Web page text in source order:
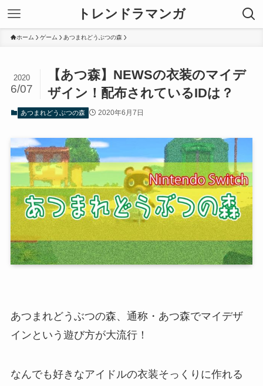
トレンドラマンガ
ホーム ゲーム あつまれどうぶつの森
【あつ森】NEWSの衣装のマイデ
ザイン！配布されているIDは？
2020
6/07
あつまれどうぶつの森 2020年6月7日
あつまれどうぶつの森、通称・あつ森でマイデザ
インという遊び方が大流行！
なんでも好きなアイドルの衣装そっくりに作れる